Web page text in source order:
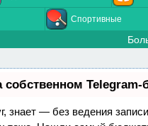
Спортивные
Telegram-
знает — без ведения